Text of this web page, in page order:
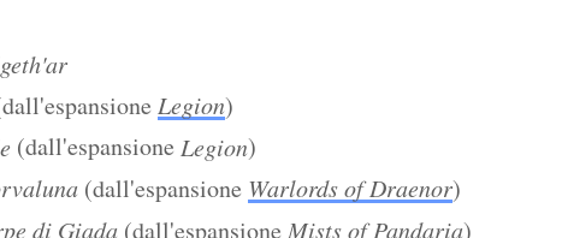
Legion)
(dall'espansione Legion)
(dall'espansione Warlords of Draenor)
di Giada (dall'espansione Mists of Pandaria)